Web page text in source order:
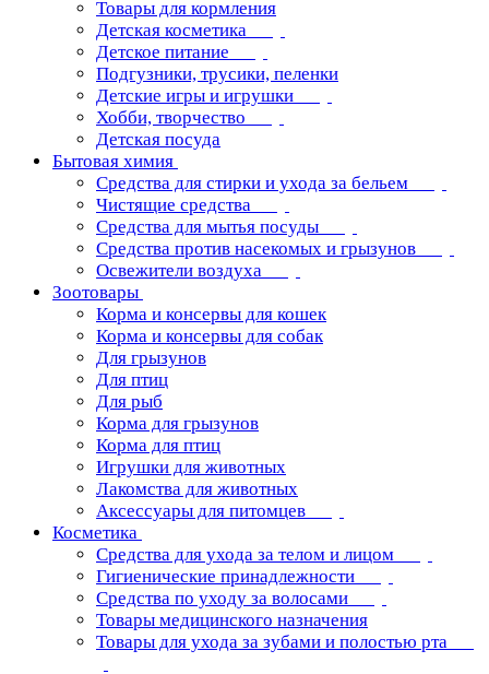
Товары для кормления
Детская косметика
Детское питание
Подгузники, трусики, пеленки
Детские игры и игрушки
Хобби, творчество
Детская посуда
Бытовая химия
Средства для стирки и ухода за бельем
Чистящие средства
Средства для мытья посуды
Средства против насекомых и грызунов
Освежители воздуха
Зоотовары
Корма и консервы для кошек
Корма и консервы для собак
Для грызунов
Для птиц
Для рыб
Корма для грызунов
Корма для птиц
Игрушки для животных
Лакомства для животных
Аксессуары для питомцев
Косметика
Средства для ухода за телом и лицом
Гигиенические принадлежности
Средства по уходу за волосами
Товары медицинского назначения
Товары для ухода за зубами и полостью рта